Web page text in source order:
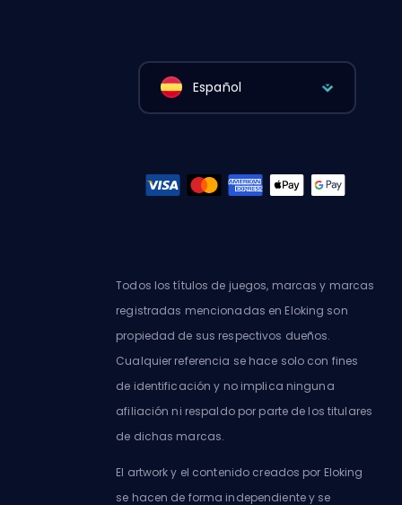
Español
Todos los títulos de juegos, marcas y marcas
registradas mencionadas en Eloking son
propiedad de sus respectivos dueños.
Cualquier referencia se hace solo con fines
de identificación y no implica ninguna
afiliación ni respaldo por parte de los titulares
de dichas marcas.
El artwork y el contenido creados por Eloking
se hacen de forma independiente y se